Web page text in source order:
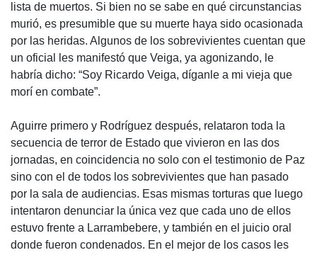
lista de muertos. Si bien no se sabe en qué circunstancias
murió, es presumible que su muerte haya sido ocasionada
por las heridas. Algunos de los sobrevivientes cuentan que
un oficial les manifestó que Veiga, ya agonizando, le
habría dicho: “Soy Ricardo Veiga, díganle a mi vieja que
morí en combate”.
Aguirre primero y Rodríguez después, relataron toda la
secuencia de terror de Estado que vivieron en las dos
jornadas, en coincidencia no solo con el testimonio de Paz
sino con el de todos los sobrevivientes que han pasado
por la sala de audiencias. Esas mismas torturas que luego
intentaron denunciar la única vez que cada uno de ellos
estuvo frente a Larrambebere, y también en el juicio oral
donde fueron condenados. En el mejor de los casos les